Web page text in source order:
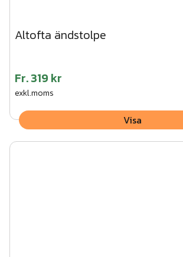
Altofta ändstolpe
Fr.319 kr
exkl.moms
Visa